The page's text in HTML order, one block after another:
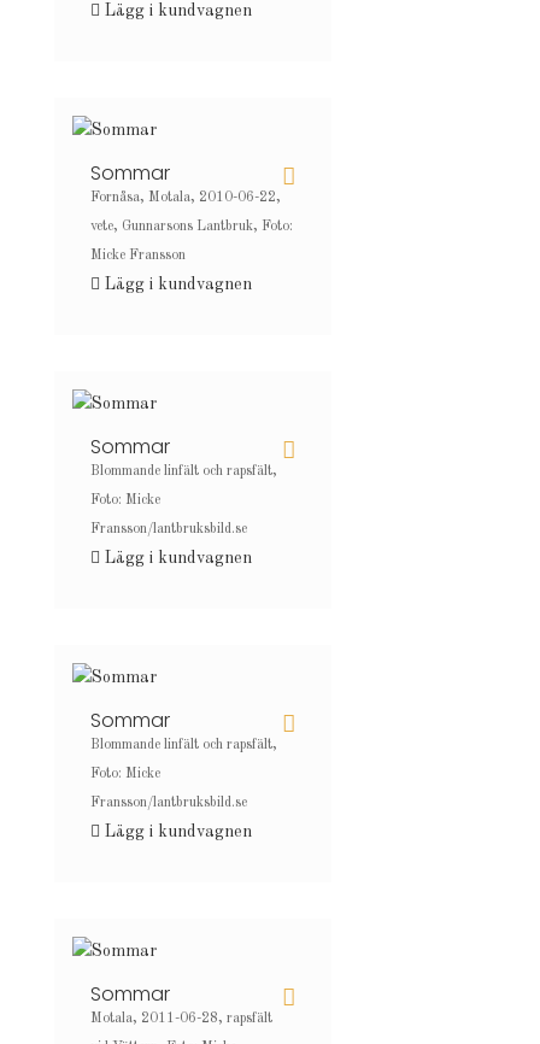
Lägg i kundvagnen
Sommar
Fornåsa, Motala, 2010-06-22,
vete, Gunnarsons Lantbruk, Foto:
Micke Fransson
Lägg i kundvagnen
Sommar
Blommande linfält och rapsfält,
Foto: Micke
Fransson/lantbruksbild.se
Lägg i kundvagnen
Sommar
Blommande linfält och rapsfält,
Foto: Micke
Fransson/lantbruksbild.se
Lägg i kundvagnen
Sommar
Motala, 2011-06-28, rapsfält